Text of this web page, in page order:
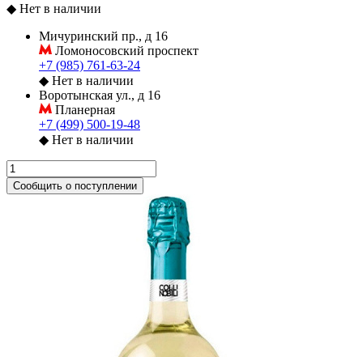
◆ Нет в наличии
Мичуринский пр., д 16
Ломоносовский проспект
+7 (985) 761-63-24
◆ Нет в наличии
Воротынская ул., д 16
Планерная
+7 (499) 500-19-48
◆ Нет в наличии
Сообщить о поступлении